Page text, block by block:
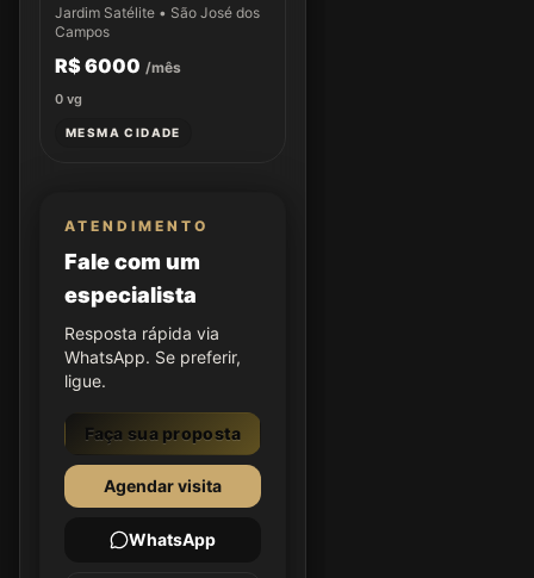
Jardim Satélite • São José dos
Campos
R$ 6000 /mês
0 vg
MESMA CIDADE
ATENDIMENTO
Fale com um
especialista
Resposta rápida via
WhatsApp. Se preferir,
ligue.
Faça sua proposta
Agendar visita
WhatsApp